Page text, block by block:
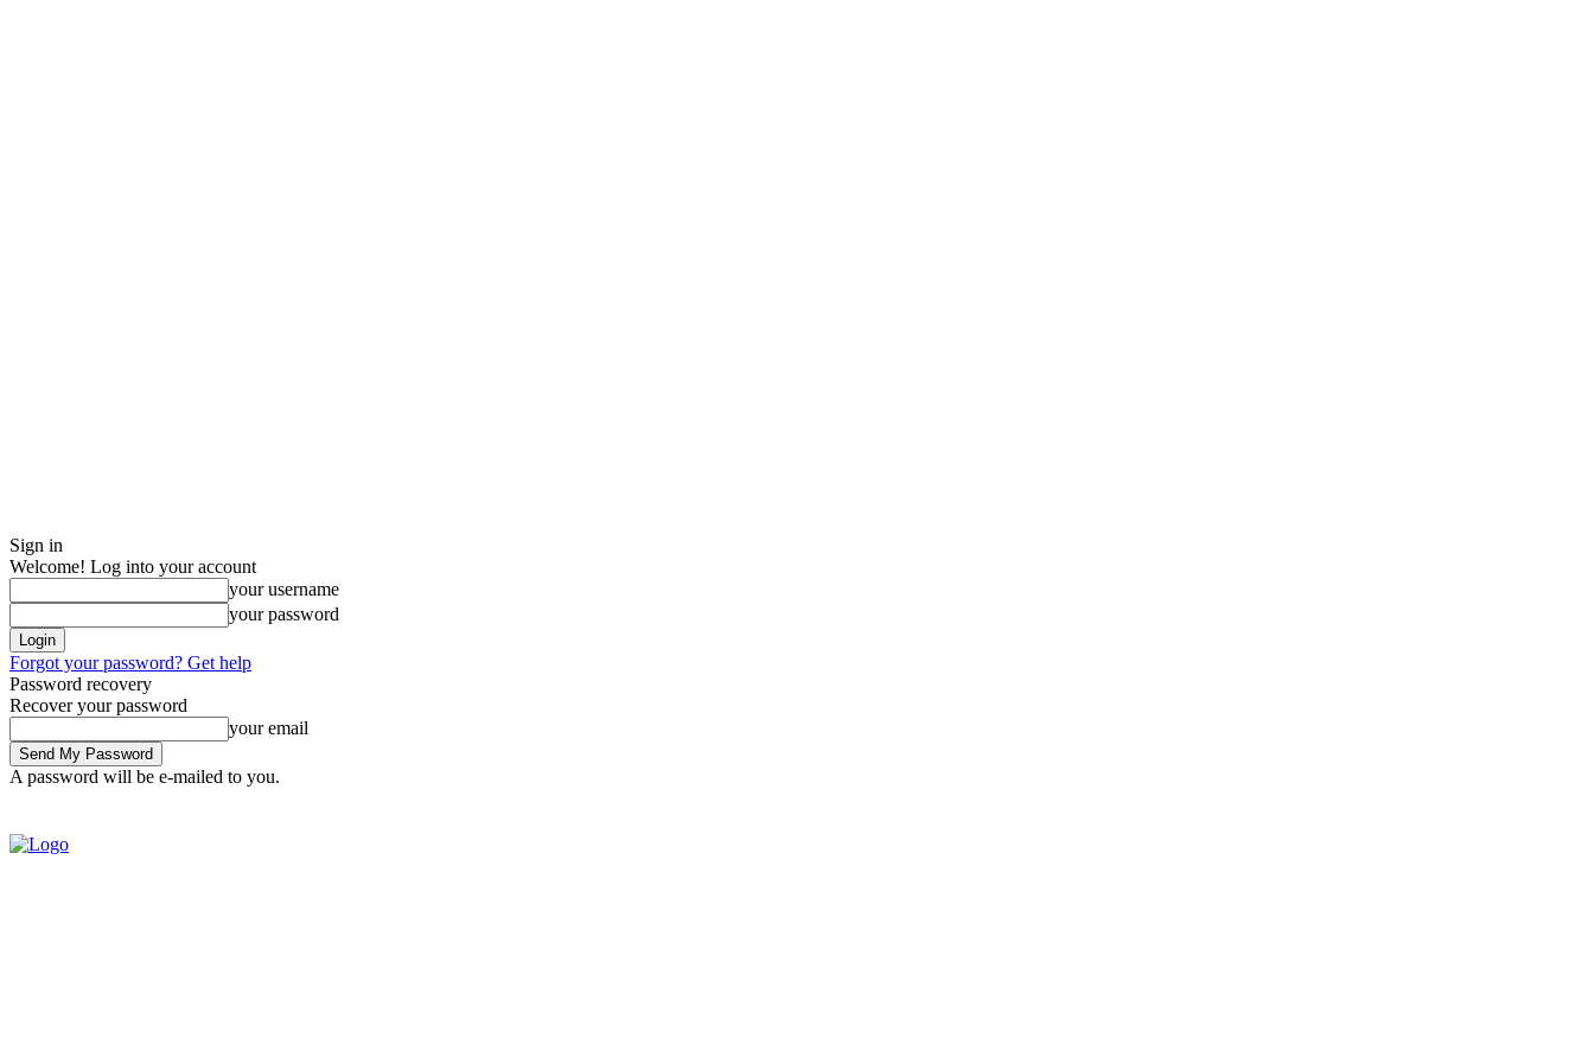
Sign in
Welcome! Log into your account
your username
your password
Forgot your password? Get help
Password recovery
Recover your password
your email
A password will be e-mailed to you.